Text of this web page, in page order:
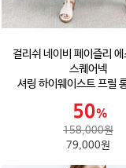
걸리쉬 네이비 페이즐리
스퀘어넥
셔링 하이웨이스트 프릴
158,000원
79,000원